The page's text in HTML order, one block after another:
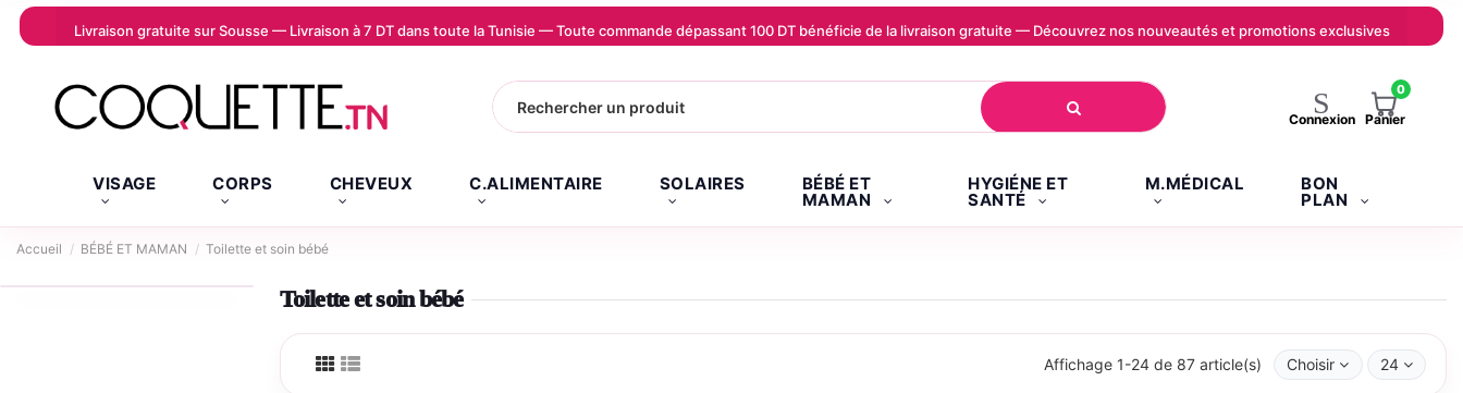
Livraison gratuite sur Sousse — Livraison à 7 DT dans toute la Tunisie — Toute commande dépassant 100 DT bénéficie de la livraison gratuite — Découvrez nos nouveautés et promotions exclusives
Connexion
0
Panier
VISAGE CORPS CHEVEUX C.ALIMENTAIRE SOLAIRES BÉBÉ ET
MAMAN
HYGIÉNE ET
SANTÉ
M.MÉDICAL BON
PLAN
Accueil BÉBÉ ET MAMAN Toilette et soin bébé
Toilette et soin bébé
Affichage 1-24 de 87 article(s) Choisir 24